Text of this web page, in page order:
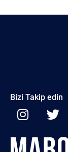
Bizi Takip edin